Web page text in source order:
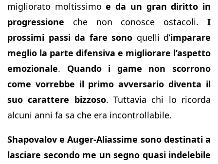
migliorato moltissimoe da un gran diritto in
progressione che non conosce ostacoli. I
prossimi passi da fare sono quelli d’imparare
meglio la parte difensiva e migliorare l’aspetto
emozionale. Quando i game non scorrono
come vorrebbe il primo avversario diventa il
suo carattere bizzoso. Tuttavia chi lo ricorda
alcuni anni fa sa che era incontrollabile.
Shapovalov e Auger-Aliassime sono destinati a
lasciare secondo me un segno quasi indelebile